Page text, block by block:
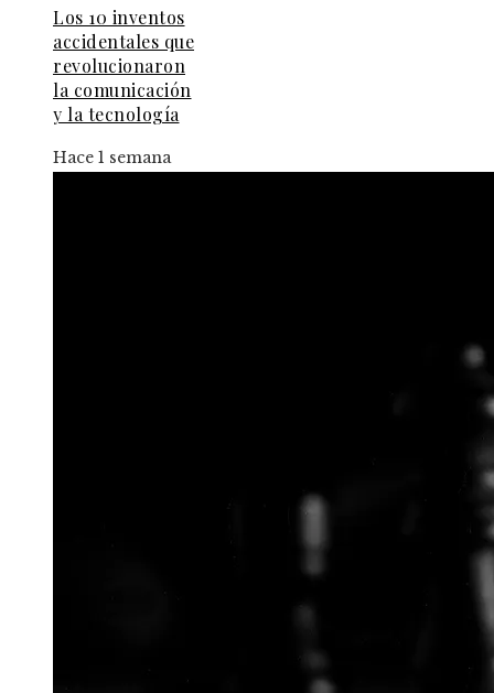
Los 10 inventos
accidentales que
revolucionaron
la comunicación
y la tecnología
Hace 1 semana